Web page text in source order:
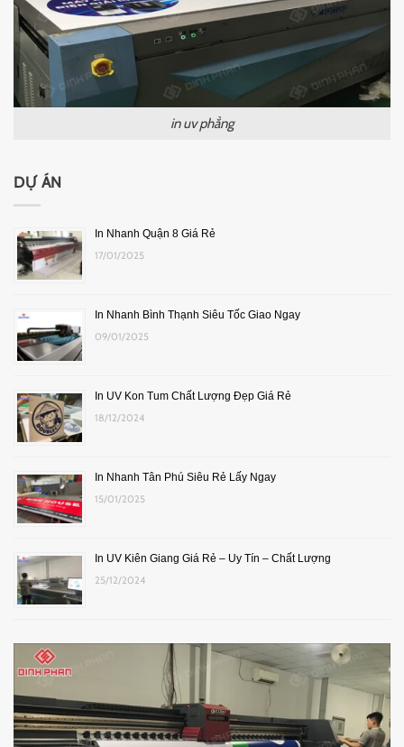
in uv phẳng
DỰ ÁN
In Nhanh Quận 8 Giá Rẻ
17/01/2025
In Nhanh Bình Thạnh Siêu Tốc Giao Ngay
09/01/2025
In UV Kon Tum Chất Lượng Đẹp Giá Rẻ
18/12/2024
In Nhanh Tân Phú Siêu Rẻ Lấy Ngay
15/01/2025
In UV Kiên Giang Giá Rẻ – Uy Tín – Chất Lượng
25/12/2024